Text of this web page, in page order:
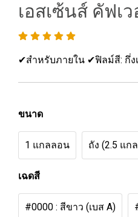
เอสเซ้นส์ คัฟเ
✔สำหรับภายใน ✔ฟิลม์สี: กึ่ง
ขนาด
1 แกลลอน ถัง (2.5 แก
เฉดสี
#0000 : สีขาว (เบส A)